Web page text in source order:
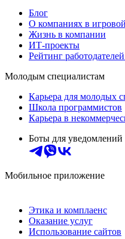
Блог
О компаниях в
Жизнь в компании
ИТ-проекты
Рейтинг
Молодым специалистам
Карьера для молодых
Школа программистов
Карьера в
Боты для уведомлений
Мобильное приложение
Этика и комплаенс
Оказание услуг
Использование сайтов